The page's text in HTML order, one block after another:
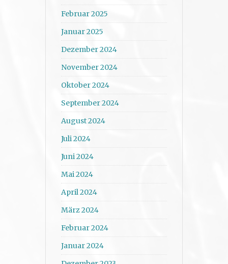
Februar 2025
Januar 2025
Dezember 2024
November 2024
Oktober 2024
September 2024
August 2024
Juli 2024
Juni 2024
Mai 2024
April 2024
März 2024
Februar 2024
Januar 2024